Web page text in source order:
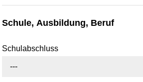
Schule, Ausbildung, Beruf
Schulabschluss
---